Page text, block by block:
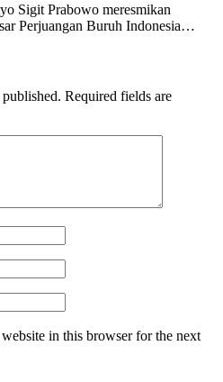
Sigit Prabowo meresmikan
Perjuangan Buruh Indonesia…
Required fields are
in this browser for the next